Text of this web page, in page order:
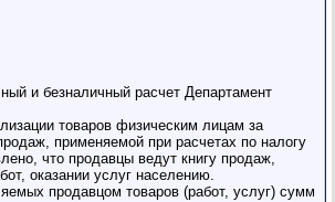
и безналичный расчет Департамент
товаров физическим лицам за
применяемой при расчетах по налогу
что продавцы ведут книгу продаж,
оказании услуг населению.
продавцом товаров (работ, услуг) сумм